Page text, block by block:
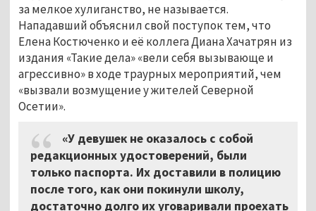
за мелкое хулиганство, не называется.
Нападавший объяснил свой поступок тем, что
Елена Костюченко и её коллега Диана Хачатрян из
издания «Такие дела» «вели себя вызывающе и
агрессивно» в ходе траурных мероприятий, чем
«вызвали возмущение у жителей Северной
Осетии».
«У девушек не оказалось с собой
редакционных удостоверений, были
только паспорта. Их доставили в полицию
после того, как они покинули школу,
достаточно долго их уговаривали проехать